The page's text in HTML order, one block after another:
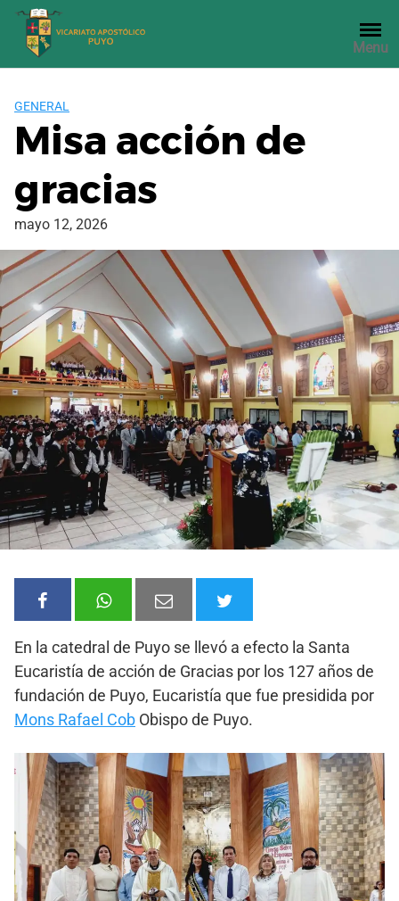
Saltar
contenido
Menu
GENERAL
Misa acción de
gracias
mayo 12, 2026
En la catedral de Puyo se llevó a efecto la Santa
Eucaristía de acción de Gracias por los 127 años de
fundación de Puyo, Eucaristía que fue presidida por
Mons Rafael Cob Obispo de Puyo.